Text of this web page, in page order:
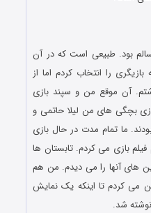
اولین بار بازی کردم فقط 7 سالم بود. طبیعی است که در آن
را انتخاب کردم اما از
آن موقع من و سپند بازی
بچگی های من لیلا حاتمی و
ما تمام مدت در حال بازی
بازی می کردم. تابستان ها
های آنها را می دیدم. من هم
می کردم تا اینکه یک نمایش
شد.